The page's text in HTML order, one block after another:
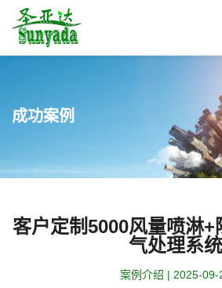
成功案例
客户定制5000风量喷淋+
气处理系统
案例介绍 | 2025-09-